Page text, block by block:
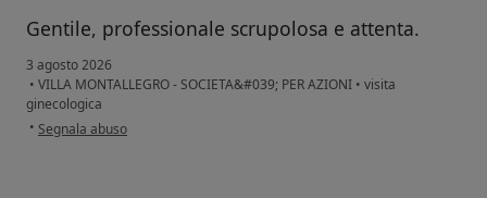
Gentile, professionale scrupolosa e attenta.
3 agosto 2026
• VILLA MONTALLEGRO - SOCIETA&#039; PER AZIONI • visita
ginecologica
• secondo l'opinione dell'utente P.P.
Segnala abuso